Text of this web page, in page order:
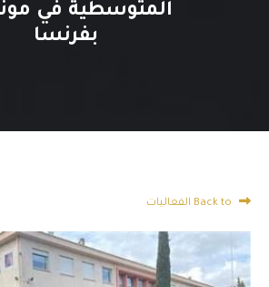
المتوسطية في
بفرنسا